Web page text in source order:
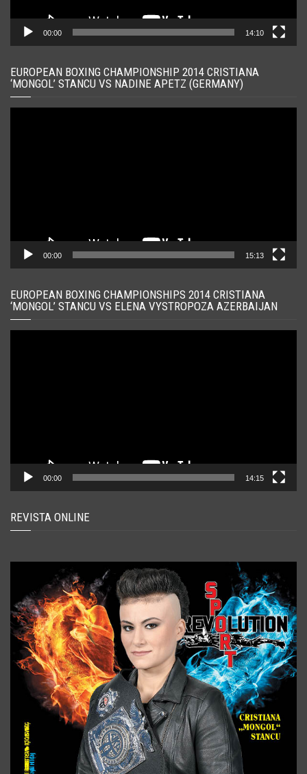
00:00 14:10
EUROPEAN BOXING CHAMPIONSHIP 2014 CRISTIANA
‘MONGOL’ STANCU VS NADINE APETZ (GERMANY)
00:00 15:13
EUROPEAN BOXING CHAMPIONSHIPS 2014 CRISTIANA
‘MONGOL’ STANCU VS ELENA VYSTROPOZA AZERBAIJAN
00:00 14:15
REVISTA ONLINE